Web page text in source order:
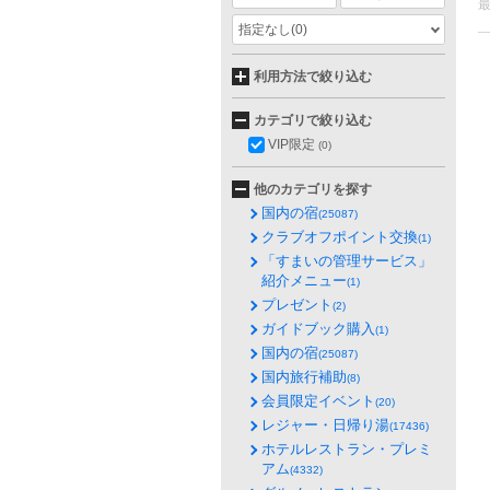
指定なし(0)
利用方法で絞り込む
カテゴリで絞り込む
VIP限定 (0)
他のカテゴリを探す
国内の宿(25087)
クラブオフポイント交換(1)
「すまいの管理サービス」
紹介メニュー(1)
プレゼント (2)
ガイドブック購入(1)
国内の宿(25087)
国内旅行補助(8)
会員限定イベント (20)
レジャー・日帰り湯(17436)
ホテルレストラン・プレミ
アム(4332)